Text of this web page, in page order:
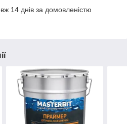
14 днів за домовленістю